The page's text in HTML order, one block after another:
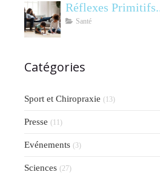
Réflexes
Santé
Catégories
Sport et Chiropraxie (13)
Presse (11)
Evénements (3)
Sciences (27)